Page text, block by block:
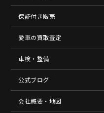
保証付き販売
愛車の買取査定
車検・整備
公式ブログ
会社概要・地図